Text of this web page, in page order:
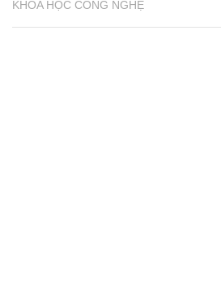
KHOA HỌC CÔNG NGHỆ